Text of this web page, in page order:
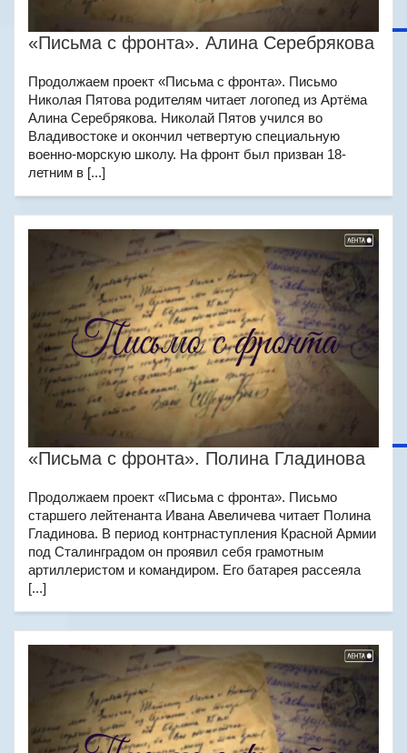
«Письма с фронта». Алина Серебрякова
Продолжаем проект «Письма с фронта». Письмо
Николая Пятова родителям читает логопед из Артёма
Алина Серебрякова. Николай Пятов учился во
Владивостоке и окончил четвертую специальную
военно-морскую школу. На фронт был призван 18-
летним в [...]
«Письма с фронта». Полина Гладинова
Продолжаем проект «Письма с фронта». Письмо
старшего лейтенанта Ивана Авеличева читает Полина
Гладинова. В период контрнаступления Красной Армии
под Сталинградом он проявил себя грамотным
артиллеристом и командиром. Его батарея рассеяла
[...]